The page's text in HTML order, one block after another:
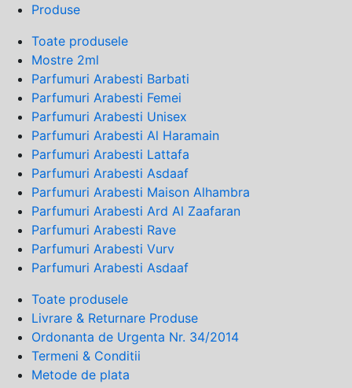
Produse
Toate produsele
Mostre 2ml
Parfumuri Arabesti Barbati
Parfumuri Arabesti Femei
Parfumuri Arabesti Unisex
Parfumuri Arabesti Al Haramain
Parfumuri Arabesti Lattafa
Parfumuri Arabesti Asdaaf
Parfumuri Arabesti Maison Alhambra
Parfumuri Arabesti Ard Al Zaafaran
Parfumuri Arabesti Rave
Parfumuri Arabesti Vurv
Parfumuri Arabesti Asdaaf
Toate produsele
Livrare & Returnare Produse
Ordonanta de Urgenta Nr. 34/2014
Termeni & Conditii
Metode de plata